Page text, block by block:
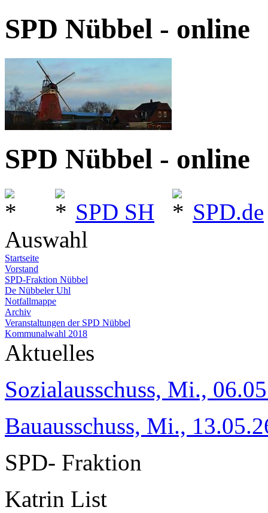
SPD Nübbel - online
SPD Nübbel - online
SPD SH
SPD.de
Auswahl
Startseite
Vorstand
SPD-Fraktion Nübbel
De Nübbeler Uhl
Notfallmappe
Archiv
Veranstaltungen der SPD Nübbel
Kommunalwahl 2018
Aktuelles
Sozialausschuss, Mi.,
Bauausschuss, Mi.,
SPD- Fraktion
Katrin List